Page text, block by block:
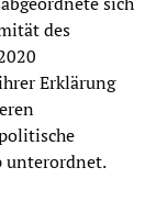
des
Erklärung
unterordnet.